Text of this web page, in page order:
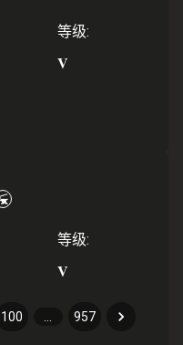
等级:
V
等级:
V
100 957